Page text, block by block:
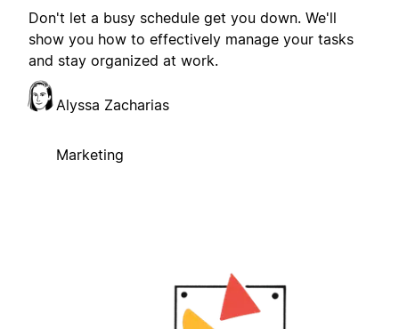
Don't let a busy schedule get you down. We'll
show you how to effectively manage your tasks
and stay organized at work.
Alyssa Zacharias
Marketing